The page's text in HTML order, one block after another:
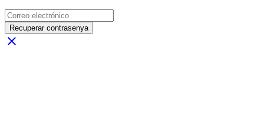
Recuperar contrasenya
close